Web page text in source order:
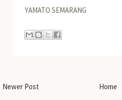
YAMATO SEMARANG
Newer Post Home